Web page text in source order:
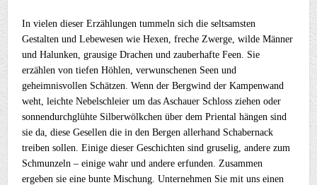
In vielen dieser Erzählungen tummeln sich die seltsamsten
Gestalten und Lebewesen wie Hexen, freche Zwerge, wilde Männer
und Halunken, grausige Drachen und zauberhafte Feen. Sie
erzählen von tiefen Höhlen, verwunschenen Seen und
geheimnisvollen Schätzen. Wenn der Bergwind der Kampenwand
weht, leichte Nebelschleier um das Aschauer Schloss ziehen oder
sonnendurchglühte Silberwölkchen über dem Priental hängen sind
sie da, diese Gesellen die in den Bergen allerhand Schabernack
treiben sollen. Einige dieser Geschichten sind gruselig, andere zum
Schmunzeln – einige wahr und andere erfunden. Zusammen
ergeben sie eine bunte Mischung. Unternehmen Sie mit uns einen